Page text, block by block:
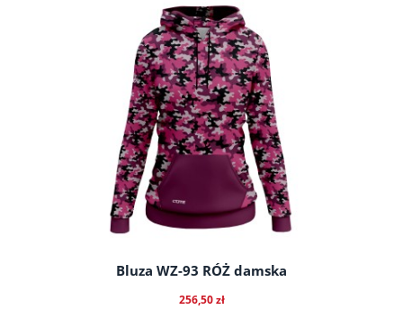
do koszyka
Bluza WZ-93 RÓŻ damska
256,50 zł